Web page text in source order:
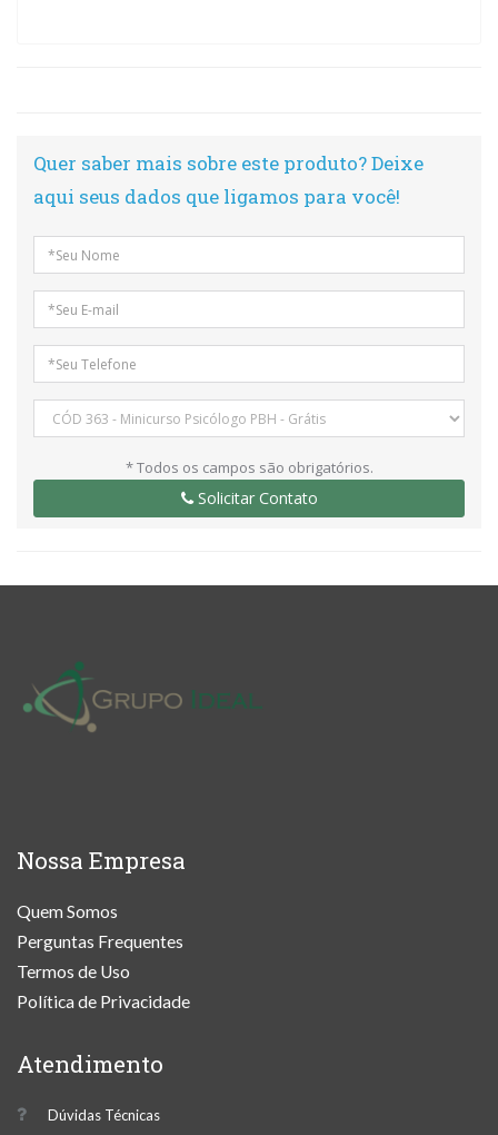
Quer saber mais sobre este produto? Deixe
aqui seus dados que ligamos para você!
* Todos os campos são obrigatórios.
Solicitar Contato
Nossa Empresa
Quem Somos
Perguntas Frequentes
Termos de Uso
Política de Privacidade
Atendimento
Dúvidas Técnicas